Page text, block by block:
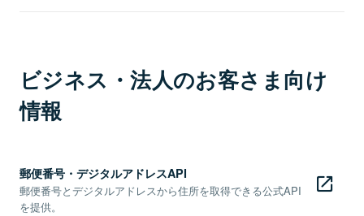
ビジネス・法人のお客さま向け
情報
郵便番号・デジタルアドレスAPI
郵便番号とデジタルアドレスから住所を取得できる公式API
を提供。